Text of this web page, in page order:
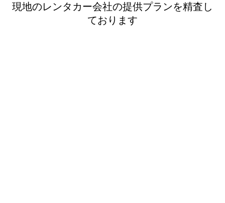
現地のレンタカー会社の提供プランを精査し
ております